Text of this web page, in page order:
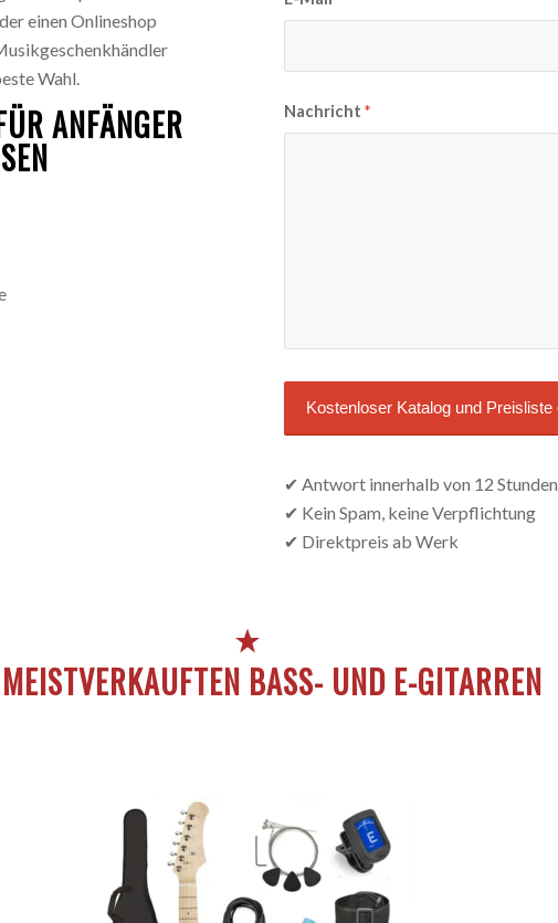
einen Onlineshop
Wahl.
ANFÄNGER Nachricht*
✔ Antwort innerhalb von 12 Stunden
✔ Kein Spam, keine Verpflichtung
✔ Direktpreis ab Werk
BASS- UND E-GITARREN